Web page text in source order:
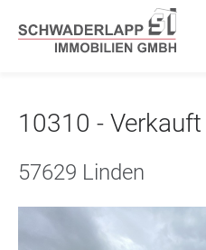
10310 - Verkauft
57629 Linden